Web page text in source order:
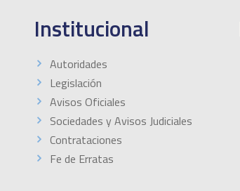
Institucional
Autoridades
Legislación
Avisos Oficiales
Sociedades y Avisos Judiciales
Contrataciones
Fe de Erratas